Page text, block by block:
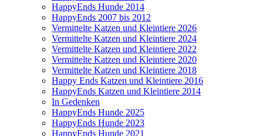
HappyEnds Hunde 2014
HappyEnds 2007 bis 2012
Vermittelte Katzen und Kleintiere 2026
Vermittelte Katzen und Kleintiere 2024
Vermittelte Katzen und Kleintiere 2022
Vermittelte Katzen und Kleintiere 2020
Vermittelte Katzen und Kleintiere 2018
Happy Ends Katzen und Kleintiere 2016
HappyEnds Katzen und Kleintiere 2014
In Gedenken
HappyEnds Hunde 2025
HappyEnds Hunde 2023
HappyEnds Hunde 2021